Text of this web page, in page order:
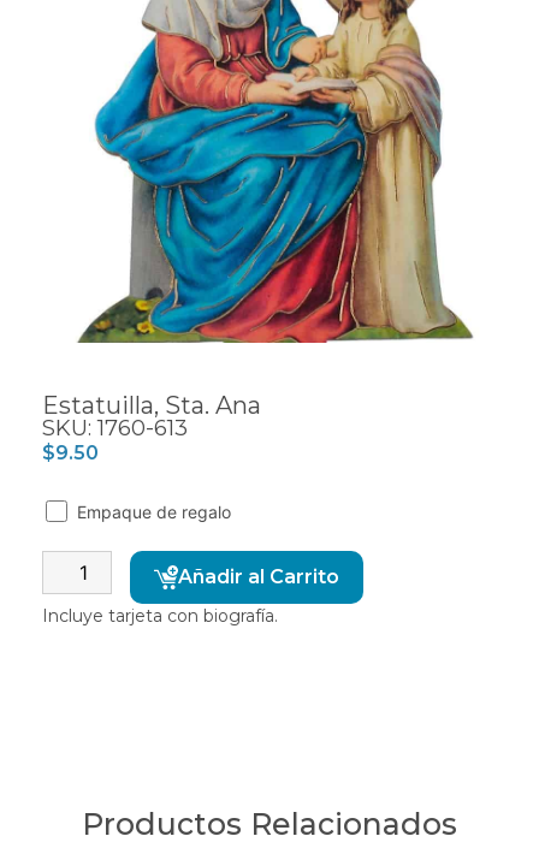
Estatuilla, Sta. Ana
SKU: 1760-613
$9.50
Empaque de regalo
Añadir al Carrito
Incluye tarjeta con biografía.
Productos Relacionados